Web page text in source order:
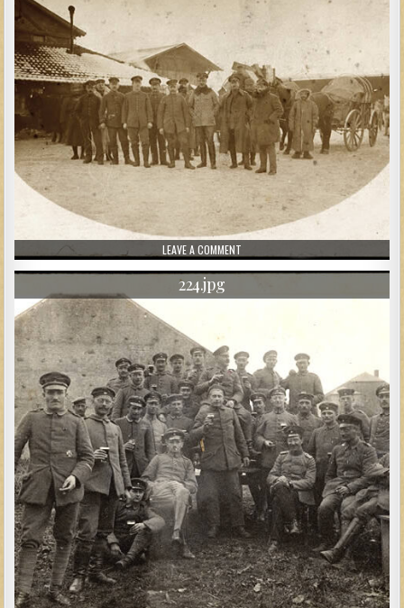
LEAVE A COMMENT
224.jpg